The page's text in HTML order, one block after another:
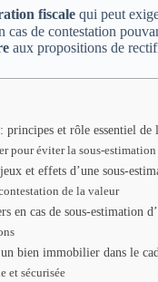
fiscale qui peut
cas de contestation
aux propositions de
et rôle essentiel de
pour éviter la sous-estimation
et effets d’une sous-
de la valeur
en cas de sous-estimation
bien immobilier dans le
et sécurisée